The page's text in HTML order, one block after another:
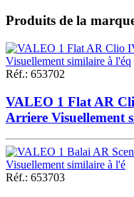
Produits de la
Réf.: 653702
VALEO 1 Flat AR
Arriere Visuellement
Réf.: 653703